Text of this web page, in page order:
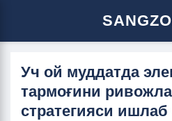
Уч ой муддатда
тармоғини
стратегияси